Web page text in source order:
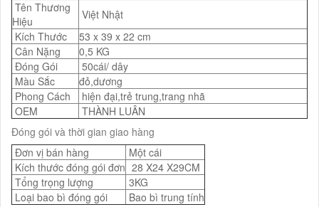
Tên Thương
Hiệu
Việt Nhật
Kích Thước
53 x 39 x 22 cm
Cân Nặng
0,5 KG
Đóng Gói
50cái/ dây
Màu Sắc
đỏ,dương
Phong Cách
hiện đại,trẻ trung,trang nhã
OEM
THÀNH LUÂN
Đóng gói và thời gian giao hàng
Đơn vị bán hàng
Một cái
Kích thước đóng gói đơn 28 X24 X29CM
Tổng trọng lượng
3KG
Loại bao bì đóng gói
Bao bì trung tính